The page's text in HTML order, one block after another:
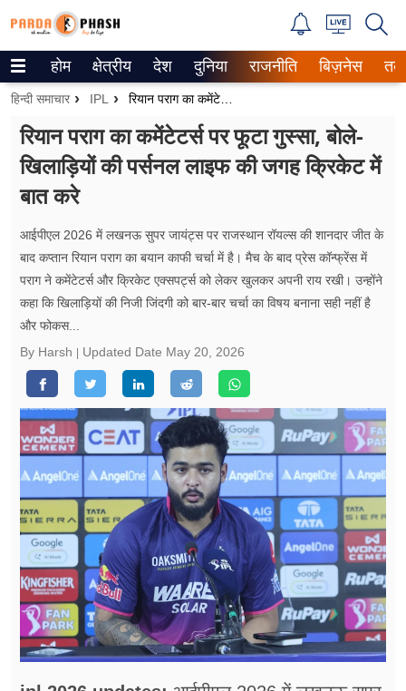
Trending on Google News
ePaper
वेब स्टोरीज
उत्तर प्रदेश
गैलरी
वीडियो
रिलेशनशिप
जीवन मंत्रा
फूड
सेहत
ब्‍यूटी
जॉब्स
शिक्षा
अन्य खबरें
होम क्षेत्रीय देश दुनिया राजनीति बिज़नेस
हिन्दी समाचार IPL
रियान पराग का कमेंटेटर्स पर फूटा गुस्सा, बोले-
खिलाड़ियों की पर्सनल लाइफ की जगह क्रिकेट में
बात करे
आईपीएल 2026 में लखनऊ सुपर जायंट्स पर राजस्थान रॉयल्स की शानदार जीत के
बाद कप्तान रियान पराग का बयान काफी चर्चा में है। मैच के बाद प्रेस कॉन्फ्रेंस में
पराग ने कमेंटेटर्स और क्रिकेट एक्सपर्ट्स को लेकर खुलकर अपनी राय रखी। उन्होंने
कहा कि खिलाड़ियों की निजी जिंदगी को बार-बार चर्चा का विषय बनाना सही नहीं है
और फोकस...
By Harsh
Updated Date May 20, 2026